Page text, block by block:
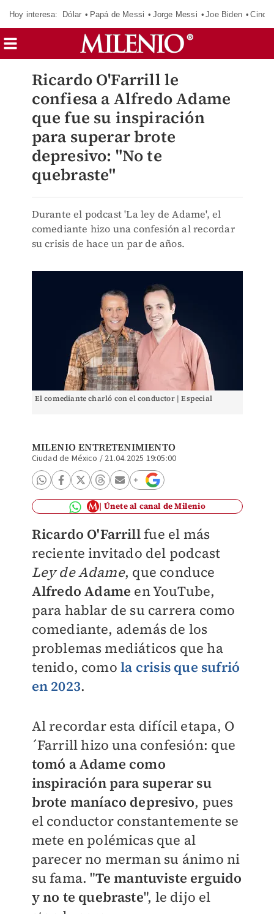
Hoy interesa: Dólar Papá de Messi Jorge Messi Joe Biden
Ricardo O'Farrill le
confiesa a Alfredo Adame
que fue su inspiración
para superar brote
depresivo: "No te
quebraste"
Durante el podcast 'La ley de Adame', el
comediante hizo una confesión al recordar
su crisis de hace un par de años.
El comediante charló con el conductor | Especial
MILENIO ENTRETENIMIENTO
Ciudad de México / 21.04.2025 19:05:00
Únete al canal de Milenio
Ricardo O'Farrillfue el más
reciente invitado del podcast
Ley de Adame, que conduce
Alfredo Adame en YouTube,
para hablar de su carrera como
comediante, además de los
problemas mediáticos que ha
tenido, comola crisis que sufrió
en 2023.
Al recordar esta difícil etapa, O
´Farrill hizo una confesión: que
tomó a Adame como
inspiración para superar su
brote maníaco depresivo, pues
el conductor constantemente se
mete en polémicas que al
parecer no merman su ánimo ni
su fama. "Te mantuviste erguido
y no te quebraste", le dijo el